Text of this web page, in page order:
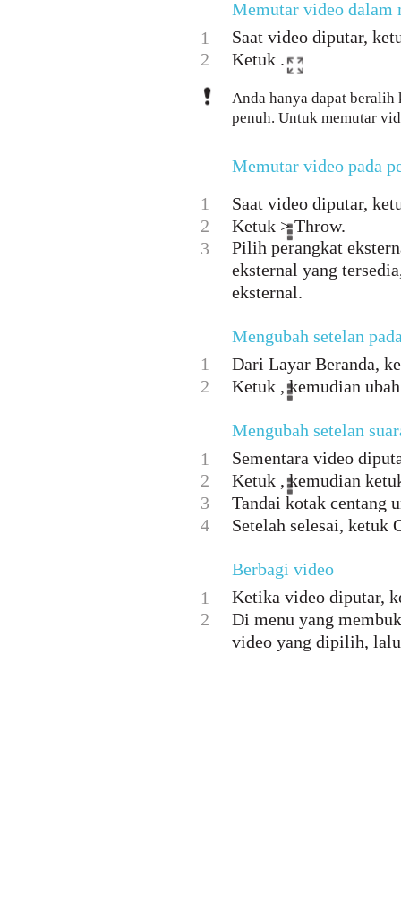
Memutar video dalam
1
Saat video diputar,
2
Ketuk .
Anda hanya dapat
penuh. Untuk memutar
Memutar video pada
1
Saat video diputar,
2
Ketuk > Throw.
3
Pilih perangkat
eksternal yang
eksternal.
Mengubah setelan
1
Dari Layar Beranda,
2
Ketuk , kemudian
Mengubah setelan
1
Sementara video
2
Ketuk , kemudian
3
Tandai kotak centang
4
Setelah selesai, ketuk
Berbagi video
1
Ketika video diputar,
2
Di menu yang
video yang dipilih,